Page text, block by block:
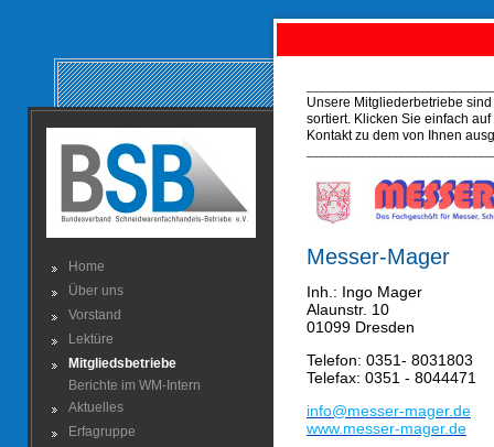
Home
Über uns
Vorstand
Lektüre
Mitgliedsbetriebe
Berichte im WM-Intern
Aktuelles
Erfagruppe
Unsere Mitgliederbetriebe
sortiert. Klicken Sie einfach
Kontakt zu dem von Ihnen
Messer-Mager
Inh.: Ingo Mager
Alaunstr. 10
01099 Dresden
Telefon: 0351- 8031803
Telefax: 0351 - 8044471
info@messer-mager.de
www.messer-mager.de